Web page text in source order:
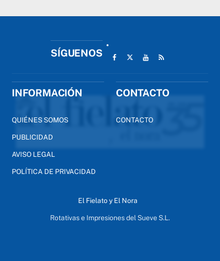
SÍGUENOS
INFORMACIÓN
QUIÉNES SOMOS
PUBLICIDAD
AVISO LEGAL
POLÍTICA DE PRIVACIDAD
CONTACTO
CONTACTO
El Fielato y El Nora
Rotativas e Impresiones del Sueve S.L.